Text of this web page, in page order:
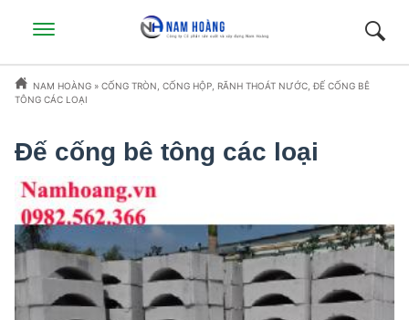
NAM HOÀNG » CỐNG TRÒN, CỐNG HỘP, RÃNH THOÁT NƯỚC, ĐẾ CỐNG BÊ
TÔNG CÁC LOẠI
Đế cống bê tông các loại